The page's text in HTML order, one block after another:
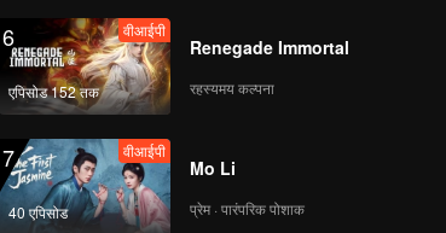
6
एपिसोड 152 तक
वीआईपी
Renegade Immortal
रहस्यमय कल्पना
7
40 एपिसोड
वीआईपी
Mo Li
प्रेम · पारंपरिक पोशाक